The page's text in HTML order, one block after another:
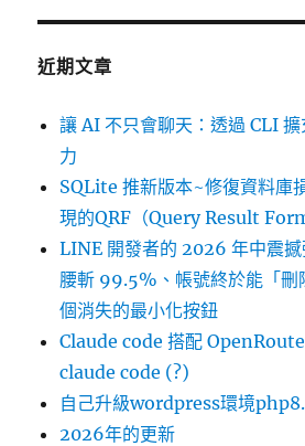
近期文章
讓 AI 不只會聊天：透過 CLI
力
SQLite 推新版本~修復資料庫
現的QRF（Query Result
LINE 開發者的 2026 年中震
腰斬 99.5%、帳號終於能「刪
個消失的最小化按鈕
Claude code 搭配
claude code (?)
自己升級wordpress環境
2026年的更新